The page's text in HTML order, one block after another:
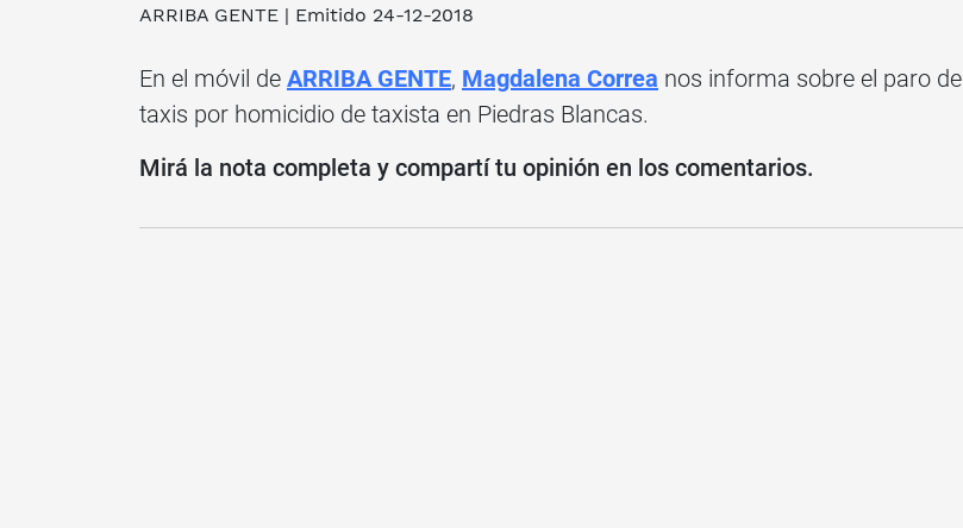
ARRIBA GENTE | Emitido 24-12-2018
En el móvil de ARRIBA GENTE, Magdalena Correa nos informa sobre el paro de
taxis por homicidio de taxista en Piedras Blancas.
Mirá la nota completa y compartí tu opinión en los comentarios.